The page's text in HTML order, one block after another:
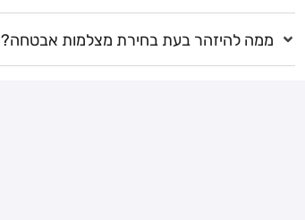
ממה להיזהר בעת בחירת מצלמות אבטחה?